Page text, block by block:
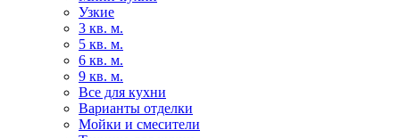
Узкие
3 кв. м.
5 кв. м.
6 кв. м.
9 кв. м.
Все для кухни
Варианты отделки
Мойки и смесители